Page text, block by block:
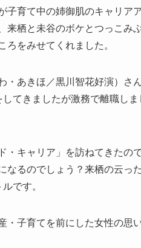
子育て中の姉御肌のキャリア
来栖と未谷のボケとつっこみ
ろをみせてくれました。
・あきほ／黒川智花好演）さ
てきましたが激務で離職し
・キャリア」を訪ねてきたの
なるのでしょう？来栖の云っ
です。
・子育てを前にした女性の思